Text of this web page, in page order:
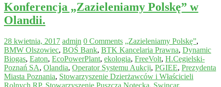
Konferencja „Zazieleniamy Polskę” w
Olandii.
28 kwietnia, 2017 admin 0 Comments „Zazieleniamy Polskę”,
BMW Olszowiec, BOŚ Bank, BTK Kancelaria Prawna, Dynamic
Biogas, Eaton, EcoPowerPlant, ekologia, FreeVolt, H.Cegielski-
Poznań SA, Olandia, Operator Systemu Aukcji, PGIEE, Prezydenta
Miasta Poznania, Stowarzyszenie Dzierżawców i Właścicieli
Rolnych RP, Stowarzyszenie Puszcza Notecka, Swincar,